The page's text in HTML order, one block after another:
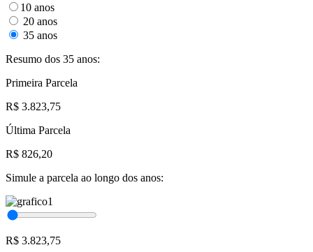
10 anos
20 anos
35 anos
Resumo dos 35 anos:
Primeira Parcela
R$ 3.823,75
Última Parcela
R$ 826,20
Simule a parcela ao longo dos anos:
R$ 3.823,75